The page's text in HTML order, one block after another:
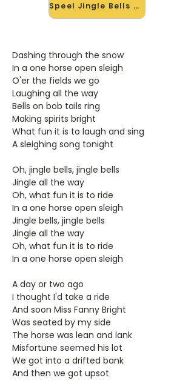
Speel Jingle Bells mee →
Dashing through the snow
In a one horse open sleigh
O'er the fields we go
Laughing all the way
Bells on bob tails ring
Making spirits bright
What fun it is to laugh and sing
A sleighing song tonight
Oh, jingle bells, jingle bells
Jingle all the way
Oh, what fun it is to ride
In a one horse open sleigh
Jingle bells, jingle bells
Jingle all the way
Oh, what fun it is to ride
In a one horse open sleigh
A day or two ago
I thought I'd take a ride
And soon Miss Fanny Bright
Was seated by my side
The horse was lean and lank
Misfortune seemed his lot
We got into a drifted bank
And then we got upsot